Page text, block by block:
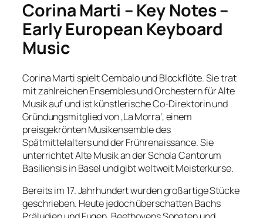
Corina Marti – Key Notes –
Early European Keyboard
Music
Corina Marti spielt Cembalo und Blockflöte. Sie trat
mit zahlreichen Ensembles und Orchestern für Alte
Musik auf und ist künstlerische Co-Direktorin und
Gründungsmitglied von ‚La Morra’, einem
preisgekrönten Musikensemble des
Spätmittelalters und der Frührenaissance. Sie
unterrichtet Alte Musik an der Schola Cantorum
Basiliensis in Basel und gibt weltweit Meisterkurse.
Bereits im 17. Jahrhundert wurden großartige Stücke
geschrieben. Heute jedoch überschatten Bachs